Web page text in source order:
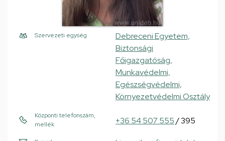
Szervezeti egység
Debreceni Egyetem,
Biztonsági
Főigazgatóság,
Munkavédelmi,
Egészségvédelmi,
Környezetvédelmi Osztály
Központi telefonszám,
mellék
+36 54 507 555/ 395